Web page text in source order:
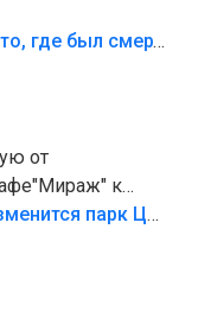
«Попал на пику»: СК показал место, где был смертельно травмирован ребенок в Тольятти
от
к
бордюры
Глава Тольятти рассказал, как изменится парк Центрального района